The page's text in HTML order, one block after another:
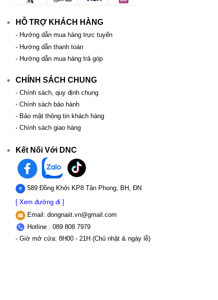
HỖ TRỢ KHÁCH HÀNG
- Hướng dẫn mua hàng trực tuyến
- Hướng dẫn thanh toán
- Hướng dẫn mua hàng trả góp
CHÍNH SÁCH CHUNG
- Chính sách, quy định chung
- Chính sách bảo hành
- Bảo mật thông tin khách hàng
- Chính sách giao hàng
Kết Nối Với DNC
589 Đồng Khởi KP8 Tân Phong, BH, ĐN
[ Xem đường đi ]
Email: dongnaiit.vn@gmail.com
Hotline : 089 808 7979
- Giờ mở cửa: 8H00 - 21H (Chủ nhật & ngày lễ)